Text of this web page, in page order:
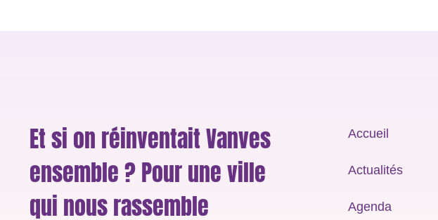
Et si on réinventait Vanves
ensemble ? Pour une ville
qui nous rassemble
Accueil
Actualités
Agenda